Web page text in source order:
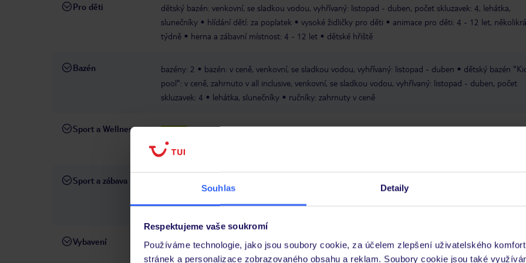
Souhlas Detaily
Respektujeme vaše soukromí
Používáme technologie, jako jsou soubory cookie, za účelem zlepšení uživatelského
stránek a personalizace zobrazovaného obsahu a reklam. Soubory cookie jsou také
Pro děti
dětský bazén: venkovní, se sladkou vodou, vyhřívaný: listopad - duben, počet skluzavek: 4, lehátka,
slunečníky
hlídání dětí: za poplatek vysoké židličky pro děti
animace pro děti: 4 - 12 let,
týdně
herna a zábavní místnost: 4 - 12 let dětské hřiště
Bazén bazény: 2 bazén: v ceně, venkovní, se sladkou vodou, vyhřívaný: listopad - duben
dětský bazén
pool": v ceně, zahrnuto v all inclusive, venkovní, se sladkou vodou, vyhřívaný: listopad - duben, počet
skluzavek: 4
lehátka, slunečníky ručníky: zahrnuty v ceně
Sport a Wellness posilovna: 18+, denně 08:00 - 21:00 volejbal stolní tenis
PLATNÉ
Sport a zábava
tematické večery
v týdnu
taneční večery několikrát v týdnu živá hudba několikrát v týdnu boccia v ceně šipky v
Vybavení 24hodinová recepce výtah bankomat v hotelu zahrada lékař
Wi-Fi: ve společných
na recepci/v lobby: v ceně, u baru: v ceně, u bazénu: v ceně
prádelna: za poplatek
služby